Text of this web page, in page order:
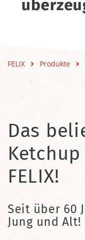
FELIX Produkte
Das
FELIX!
Seit über 60
Jung und Alt!